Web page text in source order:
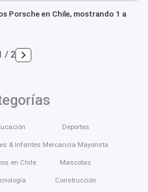
Porsche en Chile, mostrando 1 a
/ 2
& Infantes
en Chile
Deportes
Mercancía Mayorista
Mascotas
Construcción